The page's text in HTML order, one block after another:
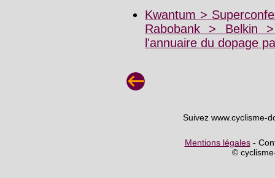
Kwantum >
Rabobank > Belkin
l'annuaire du dopage
Suivez www.cyclisme-
Mentions légales-
©